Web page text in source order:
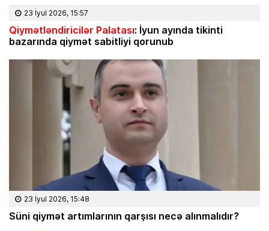
23 İyul 2026, 15:57
Qiymətləndiricilər Palatası: İyun ayında tikinti
bazarında qiymət sabitliyi qorunub
23 İyul 2026, 15:48
Süni qiymət artımlarının qarşısı necə alınmalıdır?